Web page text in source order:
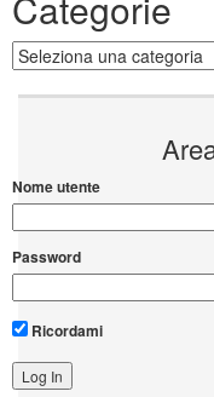
Categorie
Nome utente
Password
Ricordami